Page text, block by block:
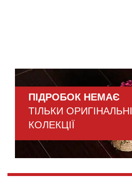
ПІДРОБОК НЕМАЄ
ТІЛЬКИ ОРИГІНАЛЬНІ
КОЛЕКЦІЇ